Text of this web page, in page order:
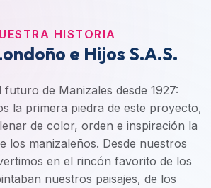
HISTORIA
e Hijos S.A.S.
futuro de Manizales desde 1927:
la primera piedra de este proyecto,
de color, orden e inspiración la
los manizaleños. Desde nuestros
en el rincón favorito de los
nuestros paisajes, de los